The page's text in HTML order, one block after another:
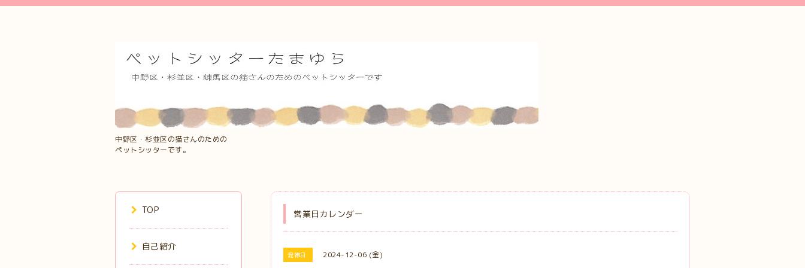
中野区・杉並区の猫さんのための
ペットシッターです。
営業日カレンダー
混雑日 2024-12-06 (金)
TOP
自己紹介